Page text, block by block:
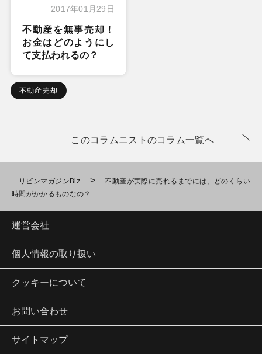
2017年01月29日
不動産を無事売却！
お金はどのようにし
て支払われるの？
不動産売却
このコラムニストのコラム一覧へ
リビンマガジンBiz >
不動産が実際に売れるまでには、どのくらい
時間がかかるものなの？
運営会社
個人情報の取り扱い
クッキーについて
お問い合わせ
サイトマップ